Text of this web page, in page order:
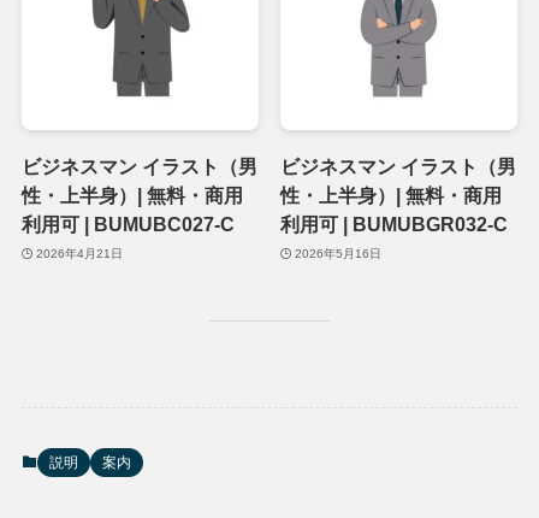
ビジネスマン イラスト（男
性・上半身）| 無料・商用
利用可 | BUMUBC027-C
2026年4月21日
ビジネスマン イラスト（男
性・上半身）| 無料・商用
利用可 | BUMUBGR032-C
2026年5月16日
説明 案内